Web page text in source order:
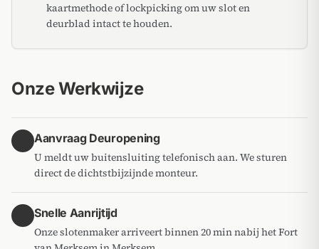
kaartmethode of lockpicking om uw slot en
deurblad intact te houden.
Onze Werkwijze
Aanvraag Deuropening
U meldt uw buitensluiting telefonisch aan. We sturen
direct de dichtstbijzijnde monteur.
Snelle Aanrijtijd
Onze slotenmaker arriveert binnen 20 min nabij het Fort